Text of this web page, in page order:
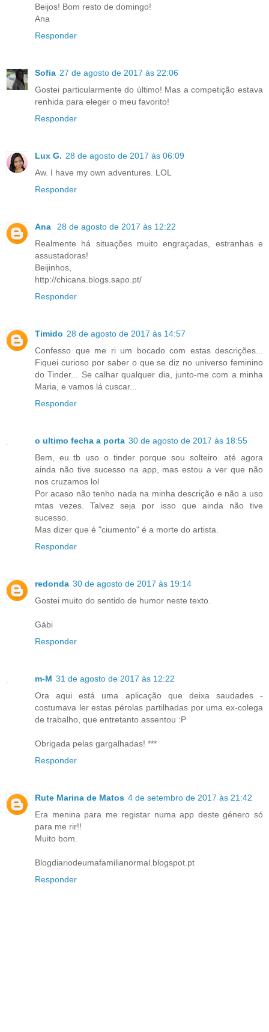
Beijos! Bom resto de domingo!
Ana
Responder
Sofia 27 de agosto de 2017 às 22:06
Gostei particularmente do último! Mas a competição estava
renhida para eleger o meu favorito!
Responder
Lux G. 28 de agosto de 2017 às 06:09
Aw. I have my own adventures. LOL
Responder
Ana
28 de agosto de 2017 às 12:22
Realmente há situações muito engraçadas, estranhas e
assustadoras!
Beijinhos,
http://chicana.blogs.sapo.pt/
Responder
Timido 28 de agosto de 2017 às 14:57
Confesso que me ri um bocado com estas descrições...
Fiquei curioso por saber o que se diz no universo feminino
do Tinder... Se calhar qualquer dia, junto-me com a minha
Maria, e vamos lá cuscar...
Responder
o ultimo fecha a porta 30 de agosto de 2017 às 18:55
Bem, eu tb uso o tinder porque sou solteiro. até agora
ainda não tive sucesso na app, mas estou a ver que não
nos cruzamos lol
Por acaso não tenho nada na minha descrição e não a uso
mtas vezes. Talvez seja por isso que ainda não tive
sucesso.
Mas dizer que é "ciumento" é a morte do artista.
Responder
redonda 30 de agosto de 2017 às 19:14
Gostei muito do sentido de humor neste texto.
Gábi
Responder
m-M 31 de agosto de 2017 às 12:22
Ora aqui está uma aplicação que deixa saudades -
costumava ler estas pérolas partilhadas por uma ex-colega
de trabalho, que entretanto assentou :P
Obrigada pelas gargalhadas! ***
Responder
Rute Marina de Matos 4 de setembro de 2017 às 21:42
Era menina para me registar numa app deste género só
para me rir!!
Muito bom.
Blogdiariodeumafamilianormal.blogspot.pt
Responder